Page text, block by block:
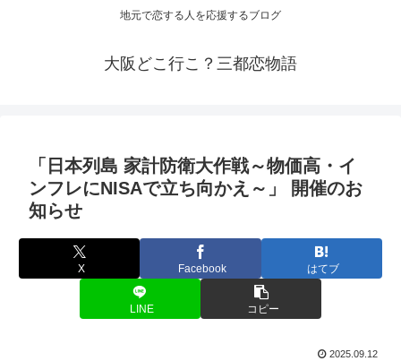
地元で恋する人を応援するブログ
大阪どこ行こ？三都恋物語
「日本列島 家計防衛大作戦～物価高・イ
ンフレにNISAで立ち向かえ～」 開催のお
知らせ
X Facebook はてブ
LINE コピー
2025.09.12